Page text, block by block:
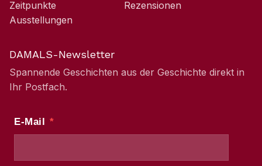
Zeitpunkte
Ausstellungen
Rezensionen
DAMALS-Newsletter
Spannende Geschichten aus der Geschichte direkt in
Ihr Postfach.